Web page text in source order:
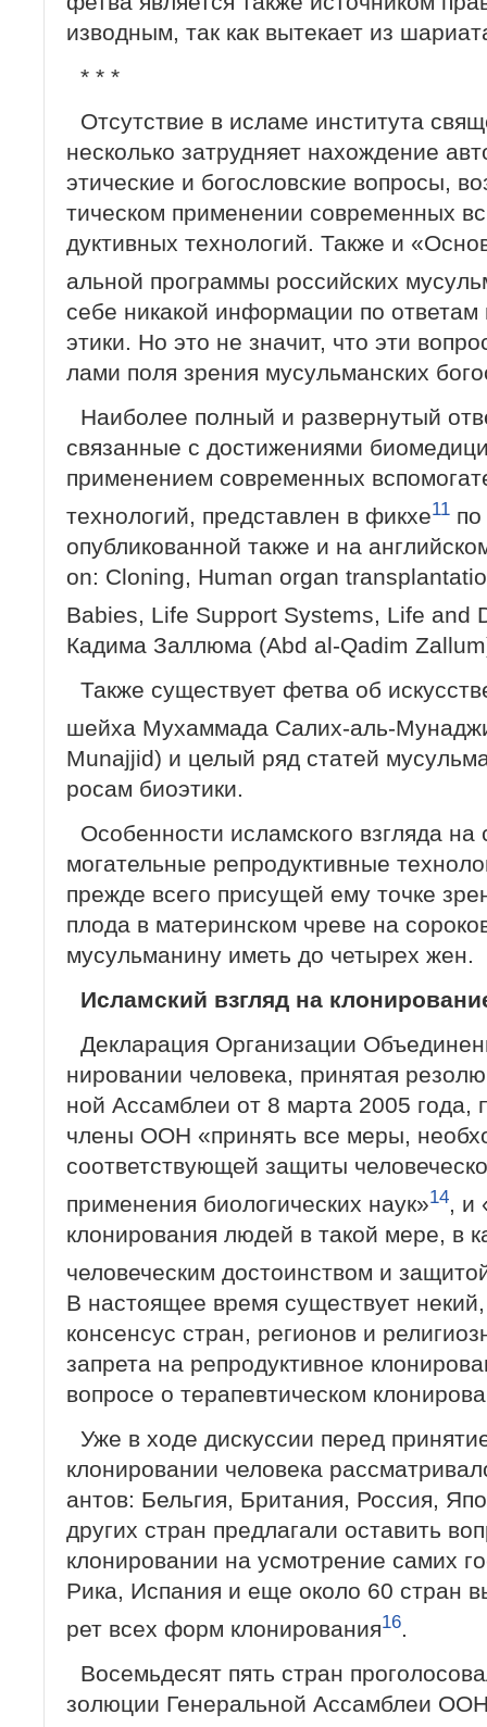
изводным, так как вытекает из
* * *
Отсутствие в исламе института
несколько затрудняет нахождение
этические и богословские вопросы,
тическом применении современных
дуктивных технологий. Также и
альной программы российских
себе никакой информации по
этики. Но это не значит, что эти
лами поля зрения мусульманских
Наиболее полный и развернутый
связанные с достижениями
применением современных
технологий, представлен в фикхе11
опуб­ликованной также и на
on: Cloning, Human organ
Babies, Life Support Systems, Life and
Кадима Заллюма (Abd al-Qadim
Также существует фетва об
шейха Мухаммада Салих-аль-
Munajjid) и целый ряд статей
росам биоэтики.
Особенности исламского взгляда
могательные репродуктивные
прежде всего присущей ему точке
плода в ма­теринском чреве на
мусульма­нину иметь до четырех жен.
Исламский взгляд на
Декларация Организации
нировании человека, принятая
ной Ассамблеи от 8 марта 2005 года,
члены ООН «принять все меры,
соответствующей защиты
применения биологических наук»14, и
клонирования людей в такой мере, в
человеческим достоинством и
В настоящее время существует
консенсус стран, регионов и
запрета на репродуктивное
вопросе о терапевтическом
Уже в ходе дискуссии перед
клонировании человека
антов: Бельгия, Британия, Россия,
других стран предлагали оставить
клонировании на усмотрение самих
Рика, Испания и еще около 60 стран
рет всех форм клонирования16
Восемьдесят пять стран
золюции Генеральной Ассамблеи